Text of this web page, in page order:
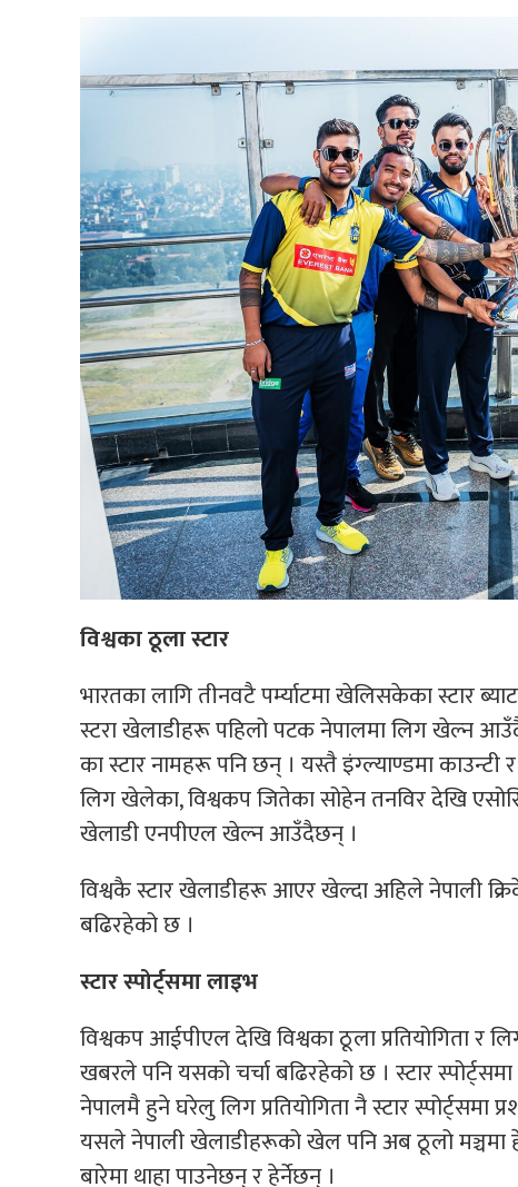
विश्वका ठूला स्टार
भारतका लागि तीनवटै पर्म्याटमा खेलिसकेका स्टार
स्टरा खेलाडीहरू पहिलो पटक नेपालमा लिग खेल्न
का स्टार नामहरू पनि छन् । यस्तै इंग्ल्याण्डमा काउन्टी
लिग खेलेका, विश्वकप जितेका सोहेन तनविर देखि
खेलाडी एनपीएल खेल्न आउँदैछन् ।
विश्वकै स्टार खेलाडीहरू आएर खेल्दा अहिले नेपाली
बढिरहेको छ ।
स्टार स्पोर्ट्समा लाइभ
विश्वकप आईपीएल देखि विश्वका ठूला प्रतियोगिता र
खबरले पनि यसको चर्चा बढिरहेको छ । स्टार
नेपालमै हुने घरेलु लिग प्रतियोगिता नै स्टार
यसले नेपाली खेलाडीहरूको खेल पनि अब ठूलो मञ्चमा
बारेमा थाहा पाउनेछन् र हेर्नेछन् ।